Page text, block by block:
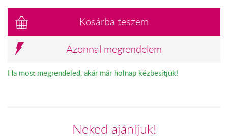
Kosárba teszem
Azonnal megrendelem
Ha most megrendeled, akár már holnap kézbesítjük!
Neked ajánljuk!